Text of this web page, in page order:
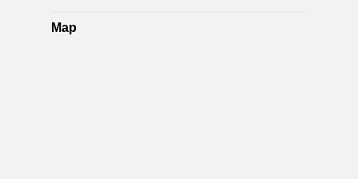
Map